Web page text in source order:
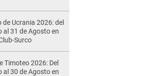
de Ucrania 2026: del
al 31 de Agosto en
Surco
Timoteo 2026: Del
al 30 de Agosto en